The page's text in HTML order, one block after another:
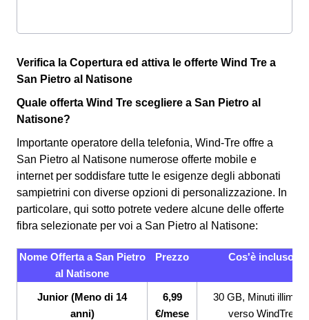
Verifica la Copertura ed attiva le offerte Wind Tre a
San Pietro al Natisone
Quale offerta Wind Tre scegliere a San Pietro al
Natisone?
Importante operatore della telefonia, Wind-Tre offre a
San Pietro al Natisone numerose offerte mobile e
internet per soddisfare tutte le esigenze degli abbonati
sampietrini con diverse opzioni di personalizzazione. In
particolare, qui sotto potrete vedere alcune delle offerte
fibra selezionate per voi a San Pietro al Natisone:
Nome Offerta a San Pietro
al Natisone
Prezzo Cos'è incluso
Junior (Meno di 14
anni)
6,99
€/mese
30 GB, Minuti illimitati
verso WindTre